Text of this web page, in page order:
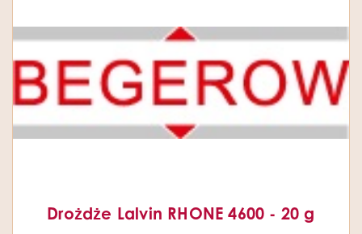
Drożdże Lalvin RHONE 4600 - 20 g